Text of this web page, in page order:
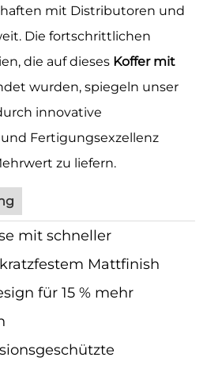
mit Distributoren und
Die fortschrittlichen
die auf dieses Koffer mit
wurden, spiegeln unser
innovative
Fertigungsexzellenz
zu liefern.
mit schneller
Mattfinish
für 15 % mehr